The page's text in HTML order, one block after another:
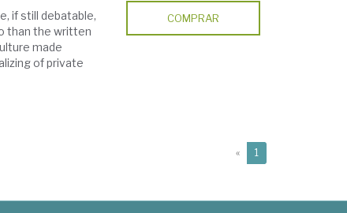
if still debatable,
than the written
made
of private
COMPRAR
« 1